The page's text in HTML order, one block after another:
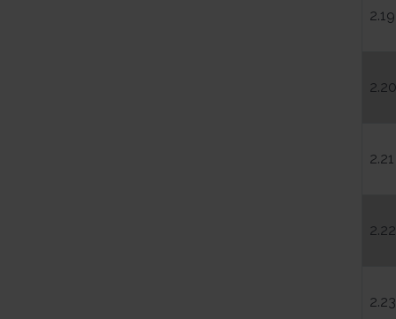
2.19
2.20
2.21
2.22
2.23